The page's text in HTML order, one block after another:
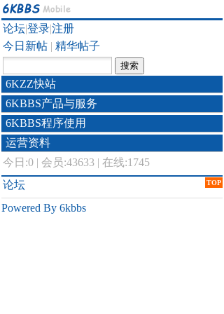
论坛|登录|注册
今日新帖 | 精华帖子
6KZZ快站
6KBBS产品与服务
6KBBS程序使用
运营资料
今日:0 | 会员:43633 | 在线:1745
TOP
论坛
Powered By 6kbbs